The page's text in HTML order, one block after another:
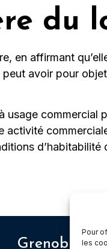
Pour
les
du
en affirmant
peut avoir pour
usage commercial
d’habitabilité
Grenoble